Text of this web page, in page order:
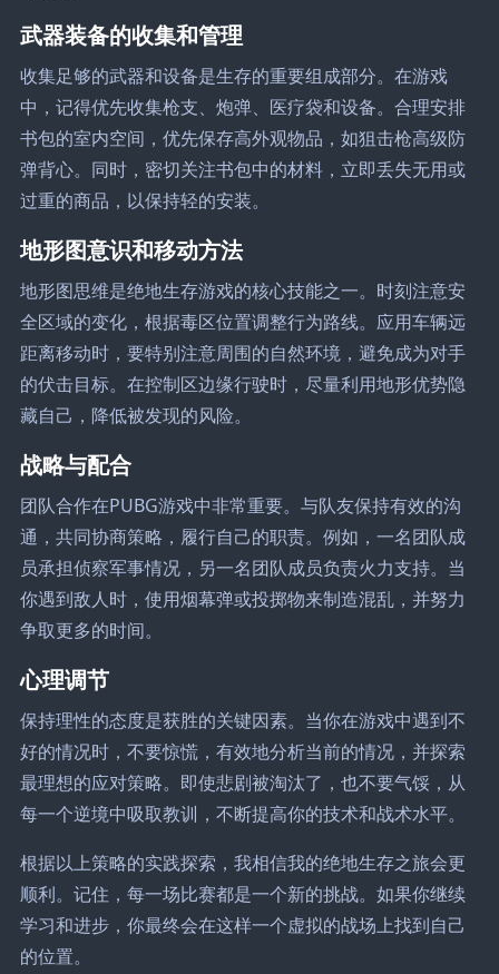
武器装备的收集和管理
收集足够的武器和设备是生存的重要组成部分。在游戏
中，记得优先收集枪支、炮弹、医疗袋和设备。合理安排
书包的室内空间，优先保存高外观物品，如狙击枪高级防
弹背心。同时，密切关注书包中的材料，立即丢失无用或
过重的商品，以保持轻的安装。
地形图意识和移动方法
地形图思维是绝地生存游戏的核心技能之一。时刻注意安
全区域的变化，根据毒区位置调整行为路线。应用车辆远
距离移动时，要特别注意周围的自然环境，避免成为对手
的伏击目标。在控制区边缘行驶时，尽量利用地形优势隐
藏自己，降低被发现的风险。
战略与配合
团队合作在PUBG游戏中非常重要。与队友保持有效的沟
通，共同协商策略，履行自己的职责。例如，一名团队成
员承担侦察军事情况，另一名团队成员负责火力支持。当
你遇到敌人时，使用烟幕弹或投掷物来制造混乱，并努力
争取更多的时间。
心理调节
保持理性的态度是获胜的关键因素。当你在游戏中遇到不
好的情况时，不要惊慌，有效地分析当前的情况，并探索
最理想的应对策略。即使悲剧被淘汰了，也不要气馁，从
每一个逆境中吸取教训，不断提高你的技术和战术水平。
根据以上策略的实践探索，我相信我的绝地生存之旅会更
顺利。记住，每一场比赛都是一个新的挑战。如果你继续
学习和进步，你最终会在这样一个虚拟的战场上找到自己
的位置。